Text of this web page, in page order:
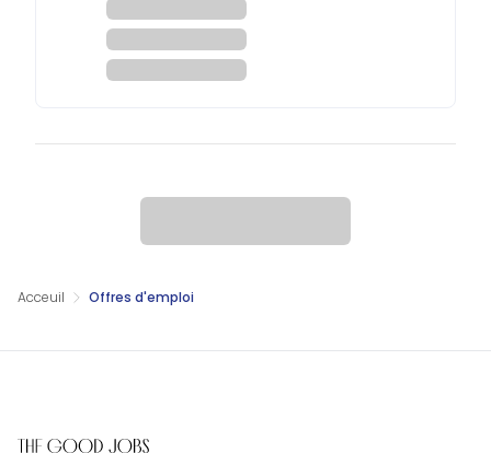
Acceuil Offres d'emploi